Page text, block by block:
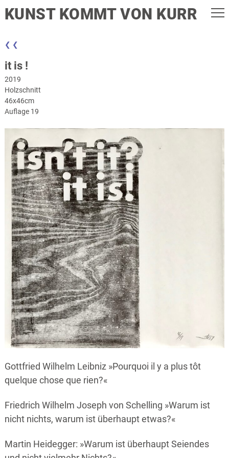
KUNST KOMMT VON KURR
❮ ❮
it is !
2019
Holzschnitt
46x46cm
Auflage 19
Gottfried Wilhelm Leibniz »Pourquoi il y a plus tôt
quelque chose que rien?«
Friedrich Wilhelm Joseph von Schelling »Warum ist
nicht nichts, warum ist überhaupt etwas?«
Martin Heidegger: »Warum ist überhaupt Seiendes